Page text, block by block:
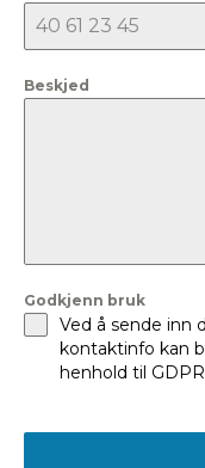
Beskjed
Godkjenn bruk
Ved å sende inn
kontaktinfo kan
henhold til GDPR